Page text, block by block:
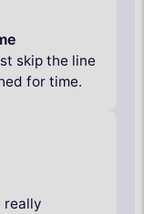
skip the line
for time.
really